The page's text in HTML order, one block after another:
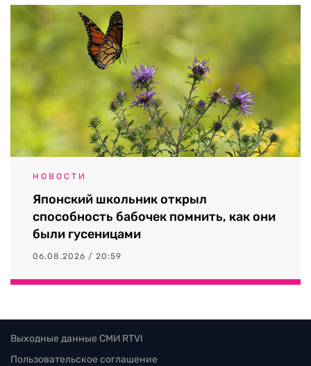
НОВОСТИ
Японский школьник открыл
способность бабочек помнить, как они
были гусеницами
06.08.2026 / 20:59
Выходные данные СМИ RTVI
Пользовательское соглашение